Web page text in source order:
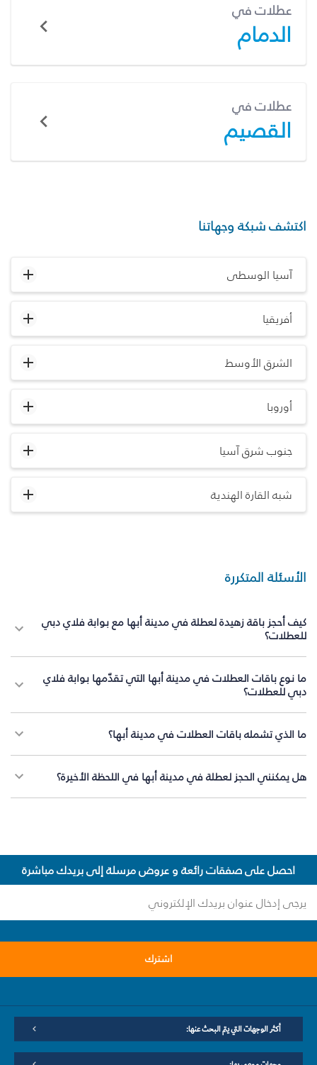
عطلات في
الدمام
عطلات في
القصيم
اكتشف شبكة وجهاتنا
آسيا الوسطى
أفريقيا
الشرق الأوسط
أوروبا
جنوب شرق آسيا
شبه القارة الهندية
الأسئلة المتكررة
كيف أحجز باقة زهيدة لعطلة في مدينة أبها مع بوابة فلاي دبي
للعطلات؟
ما نوع باقات العطلات في مدينة أبها التي تقدّمها بوابة فلاي
دبي للعطلات؟
ما الذي تشمله باقات العطلات في مدينة أبها؟
هل يمكنني الحجز لعطلة في مدينة أبها في اللحظة الأخيرة؟
احصل على صفقات رائعة و عروض مرسلة إلى بريدك مباشرة
اشترك
أكثر الوجهات التي يتم البحث عنها: